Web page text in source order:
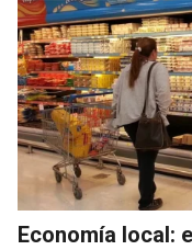
Economía local: